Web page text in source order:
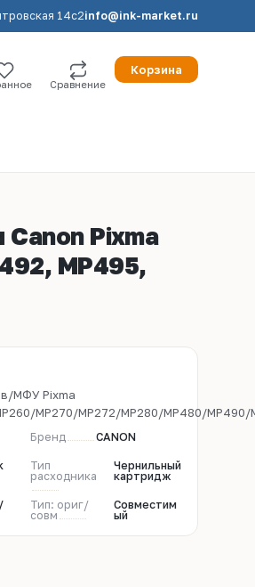
14с2info@ink-market.ru
Сравнение
Корзина
Pixma
MP495,
МФУ Pixma
MP270/MP272/MP280/MP480/
Бренд CANON
Тип
расходника
Чернильный
картридж
Тип: ориг/
совм
Совместим
ый